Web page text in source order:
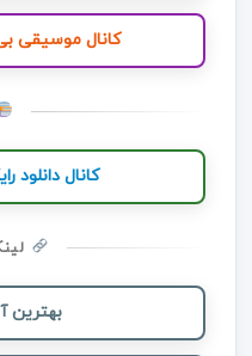
کانال موسیقی بی
کانال دانلود
بهترین